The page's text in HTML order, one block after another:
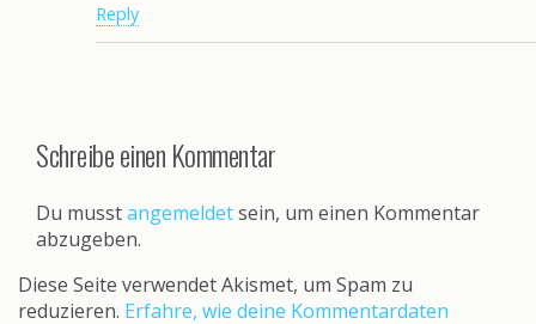
Reply
Schreibe einen Kommentar
Du musstangemeldetsein, um einen Kommentar
abzugeben.
Diese Seite verwendet Akismet, um Spam zu
reduzieren. Erfahre, wie deine Kommentardaten